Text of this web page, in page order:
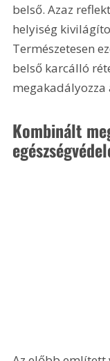
belső. Azaz
helyiség
Természetesen
belső karcálló
Kombinált